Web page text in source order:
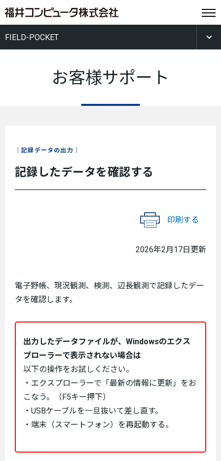
FIELD-POCKET
お客様サポート
記録データの出力
記録したデータを確認する
印刷する
2026年2月17日更新
電子野帳、現況観測、検測、辺長観測で記録したデー
タを確認します。
出力したデータファイルが、Windowsのエクス
プローラーで表示されない場合は
以下の操作をお試しください。
・エクスプローラーで「最新の情報に更新」をお
こなう。（F5キー押下）
・USBケーブルを一旦抜いて差し直す。
・端末（スマートフォン）を再起動する。